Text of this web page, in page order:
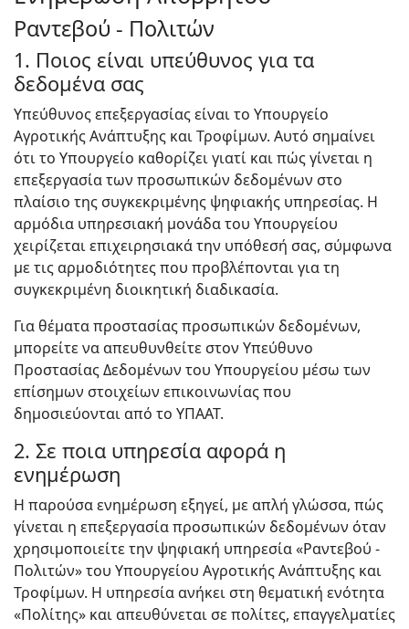
Ραντεβού - Πολιτών
1. Ποιος είναι υπεύθυνος για τα
δεδομένα σας
Υπεύθυνος επεξεργασίας είναι το Υπουργείο
Αγροτικής Ανάπτυξης και Τροφίμων. Αυτό σημαίνει
ότι το Υπουργείο καθορίζει γιατί και πώς γίνεται η
επεξεργασία των προσωπικών δεδομένων στο
πλαίσιο της συγκεκριμένης ψηφιακής υπηρεσίας. Η
αρμόδια υπηρεσιακή μονάδα του Υπουργείου
χειρίζεται επιχειρησιακά την υπόθεσή σας, σύμφωνα
με τις αρμοδιότητες που προβλέπονται για τη
συγκεκριμένη διοικητική διαδικασία.
Για θέματα προστασίας προσωπικών δεδομένων,
μπορείτε να απευθυνθείτε στον Υπεύθυνο
Προστασίας Δεδομένων του Υπουργείου μέσω των
επίσημων στοιχείων επικοινωνίας που
δημοσιεύονται από το ΥΠΑΑΤ.
2. Σε ποια υπηρεσία αφορά η
ενημέρωση
Η παρούσα ενημέρωση εξηγεί, με απλή γλώσσα, πώς
γίνεται η επεξεργασία προσωπικών δεδομένων όταν
χρησιμοποιείτε την ψηφιακή υπηρεσία «Ραντεβού -
Πολιτών» του Υπουργείου Αγροτικής Ανάπτυξης και
Τροφίμων. Η υπηρεσία ανήκει στη θεματική ενότητα
«Πολίτης» και απευθύνεται σε πολίτες, επαγγελματίες